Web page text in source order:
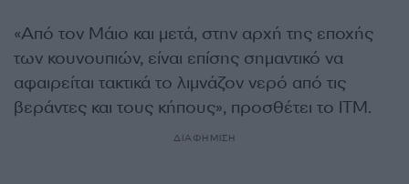
«Από τον Μάιο και μετά, στην αρχή της εποχής
των κουνουπιών, είναι επίσης σημαντικό να
αφαιρείται τακτικά το λιμνάζον νερό από τις
βεράντες και τους κήπους», προσθέτει το ITM.
ΔΙΑΦΗΜΙΣΗ